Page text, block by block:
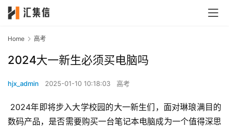
Home 高考
2024大一新生必须买电脑吗
hjx_admin 2025-01-10 10:18:03 高考
数码产品，是否需要购买一台笔记本电脑成为一个值得深思